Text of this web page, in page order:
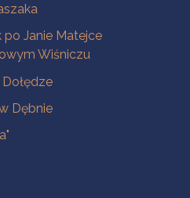
po Janie Matejce
Wiśniczu
Dębnie